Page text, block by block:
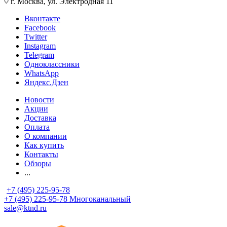
Вконтакте
Facebook
Twitter
Instagram
Telegram
Одноклассники
WhatsApp
Яндекс.Дзен
Новости
Акции
Доставка
Оплата
О компании
Как купить
Контакты
Обзоры
...
+7 (495) 225-95-78
+7 (495) 225-95-78 Многоканальный
sale@ktnd.ru